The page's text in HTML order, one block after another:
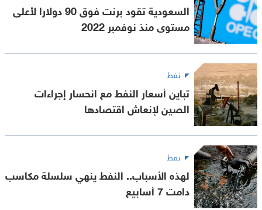
السعودية تقود برنت فوق 90 دولارا لأعلى
مستوى منذ نوفمبر 2022
نفط
تباين أسعار النفط مع انحسار إجراءات
الصين لإنعاش اقتصادها
نفط
لهذه الأسباب.. النفط ينهي سلسلة مكاسب
دامت 7 أسابيع